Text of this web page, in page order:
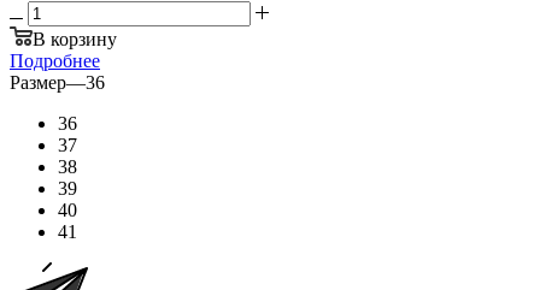
В корзину
Подробнее
Размер—36
36
37
38
39
40
41